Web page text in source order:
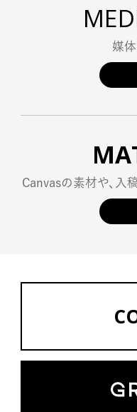
媒
Canvasの素材や、入